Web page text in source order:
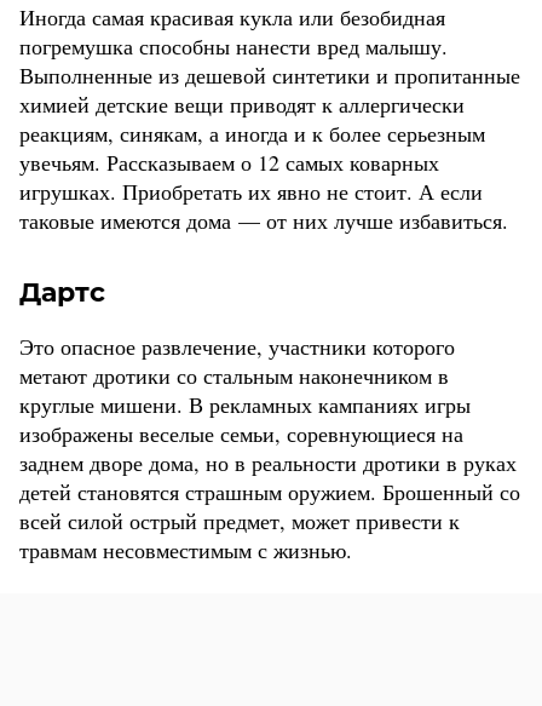
Иногда самая красивая кукла или безобидная
погремушка способны нанести вред малышу.
Выполненные из дешевой синтетики и пропитанные
химией детские вещи приводят к аллергически
реакциям, синякам, а иногда и к более серьезным
увечьям. Рассказываем о 12 самых коварных
игрушках. Приобретать их явно не стоит. А если
таковые имеются дома — от них лучше избавиться.
Дартс
Это опасное развлечение, участники которого
метают дротики со стальным наконечником в
круглые мишени. В рекламных кампаниях игры
изображены веселые семьи, соревнующиеся на
заднем дворе дома, но в реальности дротики в руках
детей становятся страшным оружием. Брошенный со
всей силой острый предмет, может привести к
травмам несовместимым с жизнью.